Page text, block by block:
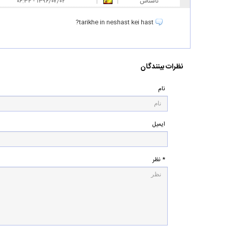
نظرات بینندگان
نام
ایمیل
* نظر